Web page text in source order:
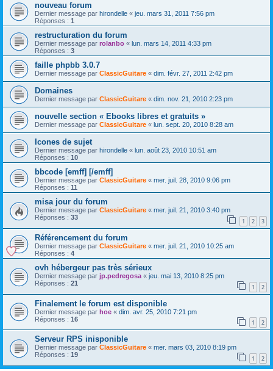
nouveau forum
Dernier message par hirondelle « jeu. mars 31, 2011 7:56 pm
Réponses : 1
restructuration du forum
Dernier message par rolanbo « lun. mars 14, 2011 4:33 pm
Réponses : 3
faille phpbb 3.0.7
Dernier message par ClassicGuitare « dim. févr. 27, 2011 2:42 pm
Domaines
Dernier message par ClassicGuitare « dim. nov. 21, 2010 2:23 pm
nouvelle section « Ebooks libres et gratuits »
Dernier message par ClassicGuitare « lun. sept. 20, 2010 8:28 am
Icones de sujet
Dernier message par hirondelle « lun. août 23, 2010 10:51 am
Réponses : 10
bbcode [emff] [/emff]
Dernier message par ClassicGuitare « mer. juil. 28, 2010 9:06 pm
Réponses : 11
misa jour du forum
Dernier message par ClassicGuitare « mer. juil. 21, 2010 3:40 pm
Réponses : 33 1 2 3
Référencement du forum
Dernier message par ClassicGuitare « mer. juil. 21, 2010 10:25 am
Réponses : 4
ovh hébergeur pas très sérieux
Dernier message par jp.pedregosa « jeu. mai 13, 2010 8:25 pm
Réponses : 21 1 2
Finalement le forum est disponible
Dernier message par hoe « dim. avr. 25, 2010 7:21 pm
Réponses : 16 1 2
Serveur RPS inisponible
Dernier message par ClassicGuitare « mer. mars 03, 2010 8:19 pm
Réponses : 19 1 2